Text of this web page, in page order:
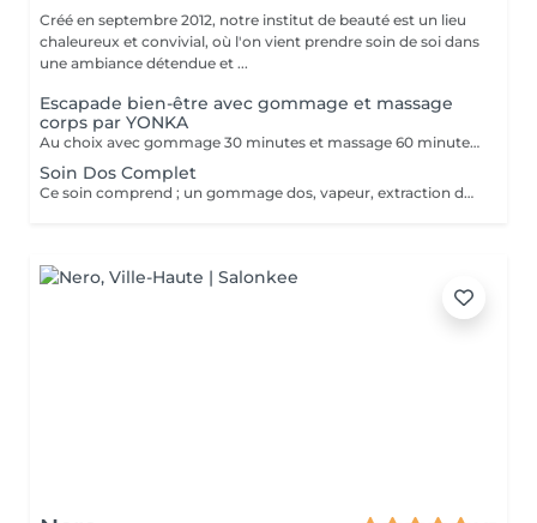
Créé en septembre 2012, notre institut de beauté est un lieu
chaleureux et convivial, où l'on vient prendre soin de soi dans
une ambiance détendue et ...
Escapade bien-être avec gommage et massage
corps par YONKA
Au choix avec gommage 30 minutes et massage 60 minutes ; - Escapade provencale, Detox ; Gommage poudre de bambou et noyaux d'abricots + Massage relaxant - Délice de corse, Vitalité ; Gommage aux deux sucres + Massage ré-équilibrant avec techniques énergisantes de digitopression - Balade en foret, Silhouette ; Gommage au sel marin et aux algues + Massage tonifiant avec techniques sculptantes aux bambous - Voyage en Polynésie, Relax ; Gommage au 2 sucres + Massagz délassant avec techniques décontractantes aux pierres chaudes
Soin Dos Complet
Ce soin comprend ; un gommage dos, vapeur, extraction des points noirs et imperfections, massage dos 15 minutes, masque purifiant et crème spécifique.